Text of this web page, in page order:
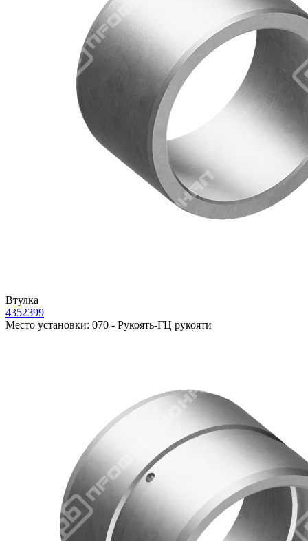
Втулка
4352399
Место установки: 070 - Рукоять-ГЦ рукояти